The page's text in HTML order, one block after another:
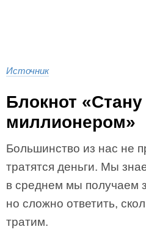
Источник
Блокнот «Стану
миллионером»
Большинство из нас не
тратятся деньги. Мы
в среднем мы получаем
но сложно ответить,
тратим.